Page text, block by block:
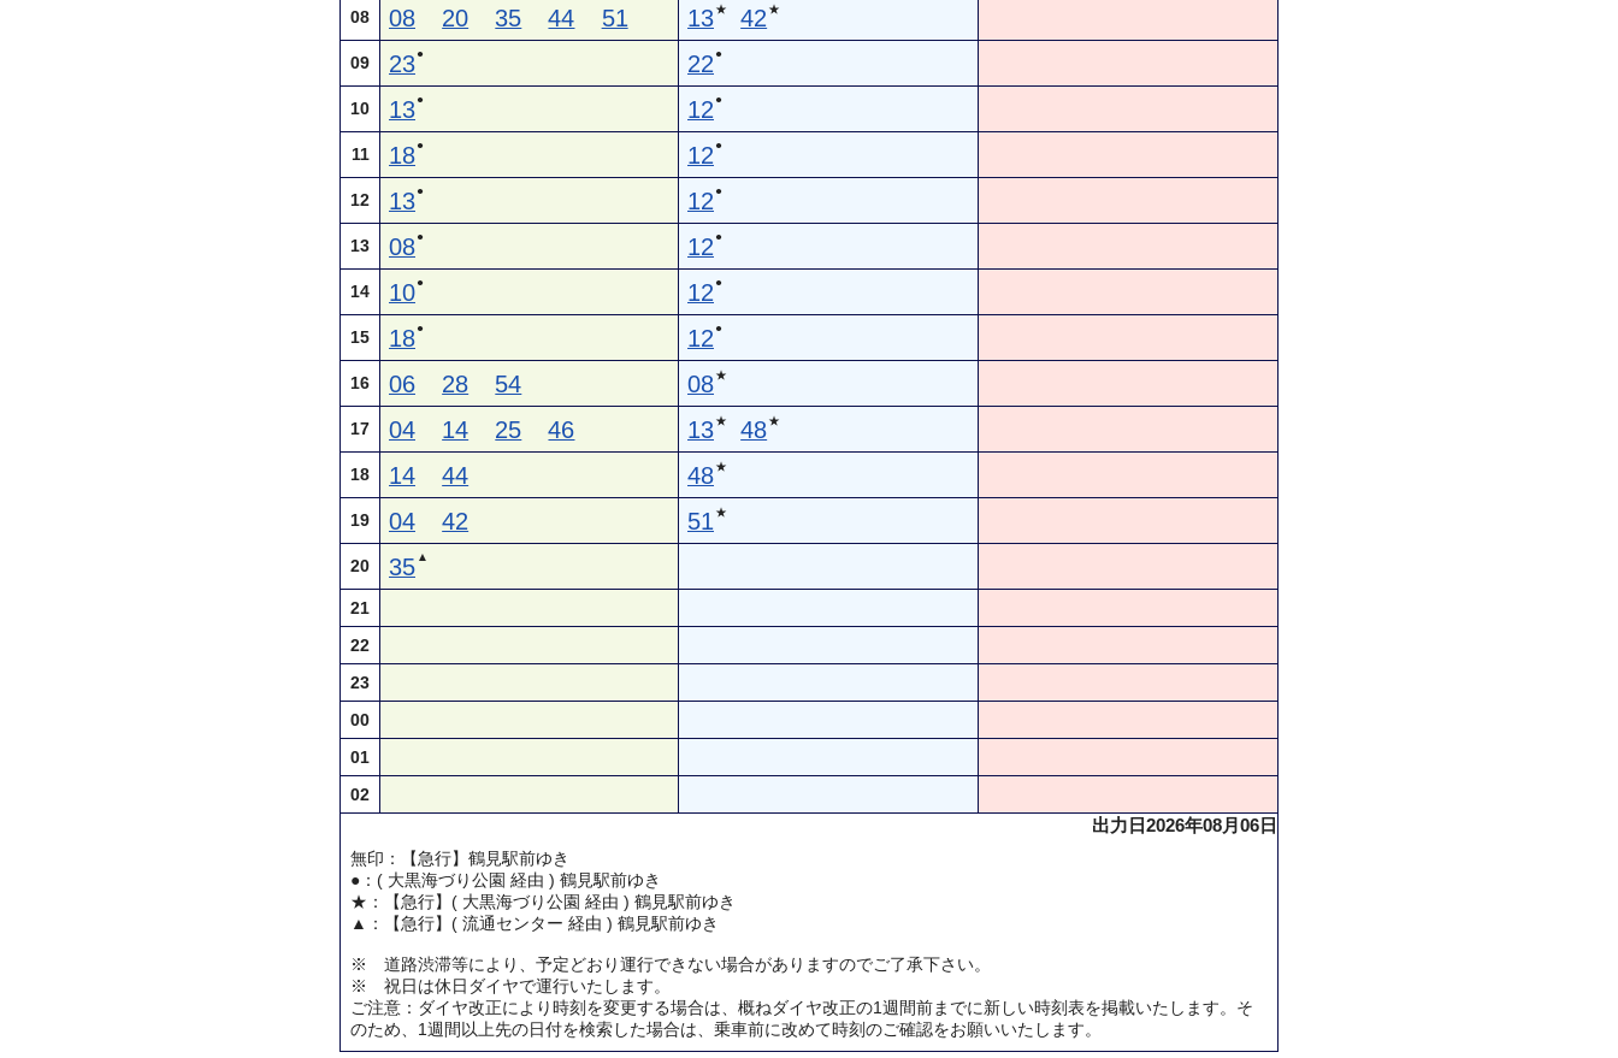
08 08 20 35 44 51 13★ 42 ★
09 23● 22 ●
10 13● 12 ●
11 18● 12 ●
12 13● 12 ●
13 08● 12 ●
14 10● 12 ●
15 18● 12 ●
16 06 28 54 08★
17 04 14 25 46 13★ 48★
18 14 44 48★
19 04 42 51 ★
20 35 ▲
21
22
23
00
01
02
出力日2026年08月06日
無印：【急行】鶴見駅前ゆき
●：( 大黒海づり公園 経由 ) 鶴見駅前ゆき
★：【急行】( 大黒海づり公園 経由 ) 鶴見駅前ゆき
▲：【急行】( 流通センター 経由 ) 鶴見駅前ゆき
※ 道路渋滞等により、予定どおり運行できない場合がありますのでご了承下さい。
※ 祝日は休日ダイヤで運行いたします。
ご注意：ダイヤ改正により時刻を変更する場合は、概ねダイヤ改正の1週間前までに新しい時刻表を掲載いたします。そ
のため、1週間以上先の日付を検索した場合は、乗車前に改めて時刻のご確認をお願いいたします。